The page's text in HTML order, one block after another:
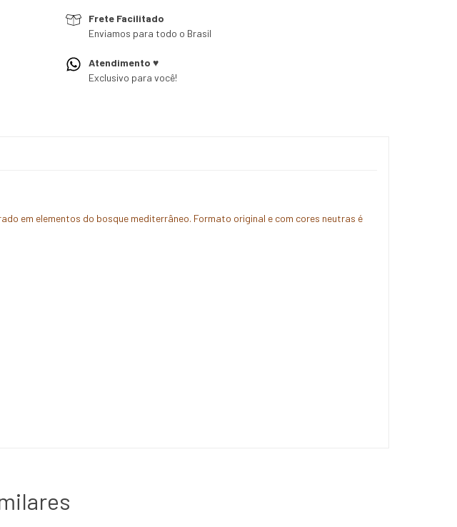
Frete Facilitado
Enviamos para todo o Brasil
Atendimento ♥
Exclusivo para você!
em elementos do bosque mediterrâneo. Formato original e com cores neutras é